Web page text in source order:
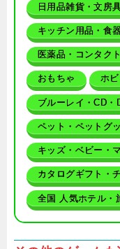
日用品雑貨・文房
キッチン用品・食
医薬品・コンタク
おもちゃ ホ
ブルーレイ・CD・
ペット・ペットグ
キッズ・ベビー・
カタログギフト・
全国 人気ホテル・